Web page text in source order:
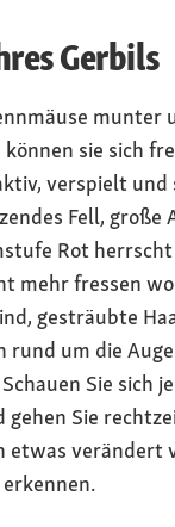
Gerbils
munter
sie sich
verspielt und
Fell, große
Rot
mehr fressen
gesträubte
rund um die
Sie sich
gehen Sie
etwas verändert